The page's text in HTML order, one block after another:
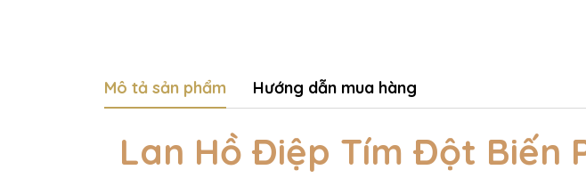
Mô tả sản phẩm Hướng dẫn mua hàng
Lan Hồ Điệp Tím Đột Biến